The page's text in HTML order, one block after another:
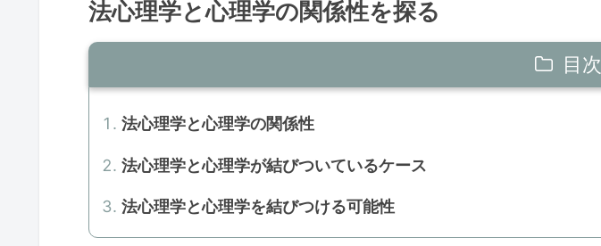
法心理学と心理学の関係性を探る
目次
法心理学と心理学の関係性
法心理学と心理学が結びついているケース
法心理学と心理学を結びつける可能性